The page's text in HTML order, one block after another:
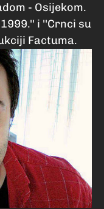
- Osijekom.
i ''Crnci su
Factuma.